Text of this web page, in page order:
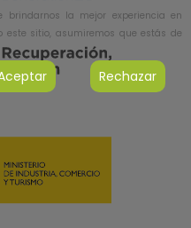
brindarnos la mejor experiencia en
este sitio, asumiremos que estás de
Rechazar